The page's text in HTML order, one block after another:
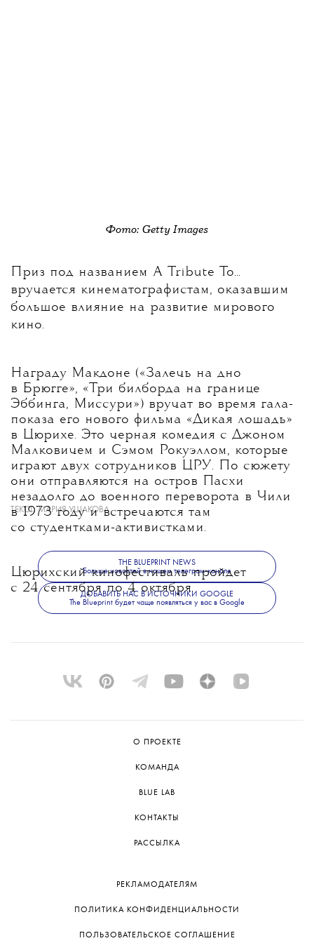
Фото: Getty Images
Приз под названием A Tribute To...
вручается кинематографистам, оказавшим
большое влияние на развитие мирового
кино.
Награду Макдоне («Залечь на дно
в Брюгге», «Три билборда на границе
Эббинга, Миссури») вручат во время гала-
показа его нового фильма «Дикая лошадь»
в Цюрихе. Это черная комедия с Джоном
Малковичем и Сэмом Рокуэллом, которые
играют двух сотрудников ЦРУ. По сюжету
они отправляются на остров Пасхи
незадолго до военного переворота в Чили
в 1973 году и встречаются там
со студентками-активистками.
Цюрихский кинофестиваль пройдет
с 24 сентября по 4 октября.
ТЕКСТ:МАРИЯ УШАКОВА
THE BLUEPRINT NEWS
Больше новостей в нашем телеграм-канале
ДОБАВИТЬ НАС В ИСТОЧНИКИ GOOGLE
The Blueprint будет чаще появляться у вас в Google
О ПРОЕКТЕ
КОМАНДА
BLUE LAB
КОНТАКТЫ
РАССЫЛКА
РЕКЛАМОДАТЕЛЯМ
ПОЛИТИКА КОНФИДЕНЦИАЛЬНОСТИ
ПОЛЬЗОВАТЕЛЬСКОЕ СОГЛАШЕНИЕ